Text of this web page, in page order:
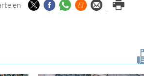
en TwitterFacebook
Whatsapp
Menéame
Enviar porImprimir